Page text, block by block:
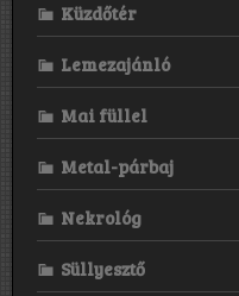
Küzdőtér
Lemezajánló
Mai füllel
Metal-párbaj
Nekrológ
Süllyesztő